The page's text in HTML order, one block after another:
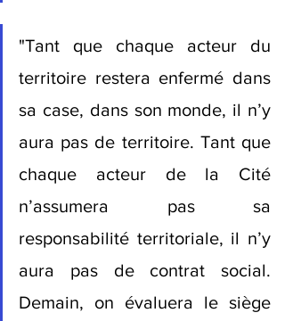
"Tant que chaque acteur du
territoire restera enfermé dans
sa case, dans son monde, il n’y
aura pas de territoire. Tant que
chaque acteur de la Cité
n’assumera pas sa
responsabilité territoriale, il n’y
aura pas de contrat social.
Demain, on évaluera le siège